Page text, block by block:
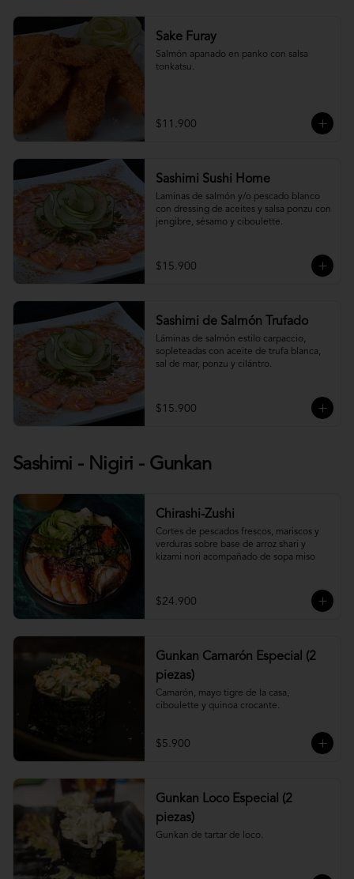
Sake Furay
Salmón apanado en panko con salsa
tonkatsu.
$11.900
Sashimi Sushi Home
Laminas de salmón y/o pescado blanco
con dressing de aceites y salsa ponzu con
jengibre, sésamo y ciboulette.
$15.900
Sashimi de Salmón Trufado
Láminas de salmón estilo carpaccio,
sopleteadas con aceite de trufa blanca,
sal de mar, ponzu y cilántro.
$15.900
Sashimi - Nigiri - Gunkan
Chirashi-Zushi
Cortes de pescados frescos, mariscos y
verduras sobre base de arroz shari y
kizami nori acompañado de sopa miso
$24.900
Gunkan Camarón Especial (2
piezas)
Camarón, mayo tigre de la casa,
ciboulette y quinoa crocante.
$5.900
Gunkan Loco Especial (2
piezas)
Gunkan de tartar de loco.